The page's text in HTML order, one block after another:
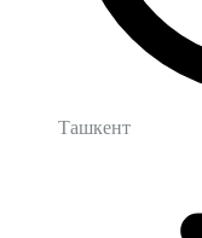
Ташкент